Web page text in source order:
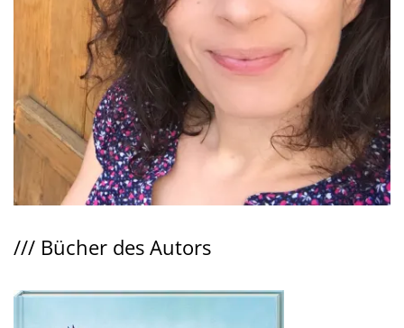
/// Bücher des Autors